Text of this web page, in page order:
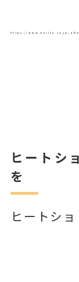
https://www.noritz.co.jp/
ヒートシ
を
ヒートシ